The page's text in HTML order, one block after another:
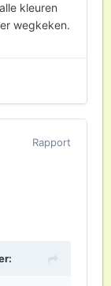
kleuren
wegkeken.
Rapport
: